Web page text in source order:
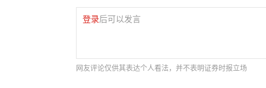
登录后可以发言
网友评论仅供其表达个人看法，并不表明证券时报立场